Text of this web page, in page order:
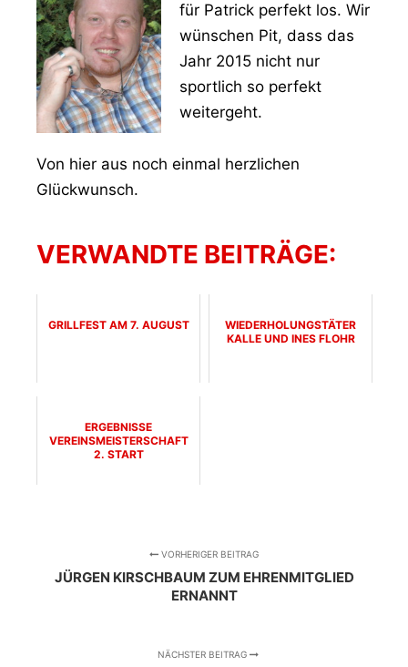
für Patrick perfekt los. Wir
wünschen Pit, dass das
Jahr 2015 nicht nur
sportlich so perfekt
weitergeht.
Von hier aus noch einmal herzlichen
Glückwunsch.
VERWANDTE BEITRÄGE:
GRILLFEST AM 7. AUGUST
WIEDERHOLUNGSTÄTER
KALLE UND INES FLOHR
ERGEBNISSE
VEREINSMEISTERSCHAFT
2. START
VORHERIGER BEITRAG
JÜRGEN KIRSCHBAUM ZUM EHRENMITGLIED
ERNANNT
NÄCHSTER BEITRAG